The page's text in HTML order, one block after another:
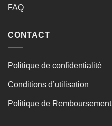
FAQ
CONTACT
Politique de confidentialité
Conditions d’utilisation
Politique de Remboursement